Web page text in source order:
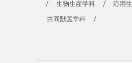
生物生産学科 応用
共同獣医学科